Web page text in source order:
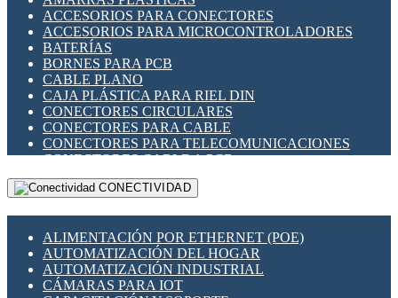
INDICADORES PARA PANEL
INTERFACES DE RELÉ
INTERRUPTORES FIN DE CARRERA
LLAVES CONMUTADORAS
MEDIDORES DE ENERGÍA Y TC'S DE CORRIENTE
MOTORES PASO A PASO
PANTALLAS HMI
PLC -CONTROLADORES LÓGICO PROGRAMABLES
PROGRAMADORES DE HORARIO
RELÉS DE PROTECCIÓN
SENSORES CAPACITIVOS
SENSORES INDUCTIVOS
TEMPORIZADORES
VARIACS
VARIADORES DE FRECUENCIA [VDF]
ACCESORIOS PARA CONECTORES
ACCESORIOS PARA MICROCONTROLADORES
BATERÍAS
BORNES PARA PCB
CABLE PLANO
CAJA PLÁSTICA PARA RIEL DIN
CONECTORES CIRCULARES
CONECTORES PARA CABLE
CONECTORES PARA TELECOMUNICACIONES
CONECTORES CABLE A PCB
CONECTORES PCB A CABLE
DIP SWITCHES
HERRAMIENTAS VARIAS
ILUMINACIÓN LED
INTERRUPTORES REED
INTERFACES DE RELÉ
CONECTIVIDAD
ALIMENTACIÓN POR ETHERNET (POE)
AUTOMATIZACIÓN DEL HOGAR
AUTOMATIZACIÓN INDUSTRIAL
CÁMARAS PARA IOT